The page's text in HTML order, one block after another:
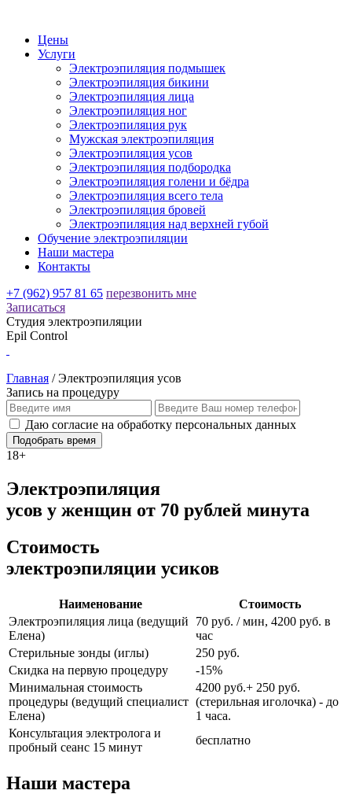
Цены
Услуги
Электроэпиляция подмышек
Электроэпиляция бикини
Электроэпиляция лица
Электроэпиляция ног
Электроэпиляция рук
Мужская электроэпиляция
Электроэпиляция усов
Электроэпиляция подбородка
Электроэпиляция голени и бёдра
Электроэпиляция всего тела
Электроэпиляция бровей
Электроэпиляция над верхней губой
Обучение электроэпиляции
Наши мастера
Контакты
+7 (962) 957 81 65 перезвонить мне
Записаться
Студия электроэпиляции
Epil Control
Главная /Электроэпиляция усов
Запись на процедуру
Даю согласие на обработку персональных данных
Подобрать время
18+
Электроэпиляция
усов у женщин от 70 рублей минута
Стоимость
электроэпиляции усиков
Наименование
Стоимость
Электроэпиляция лица (ведущий
Елена)
70 руб. / мин, 4200 руб. в
час
Стерильные зонды (иглы)
250 руб.
Скидка на первую процедуру
-15%
Минимальная стоимость
процедуры (ведущий специалист
Елена)
4200 руб.+ 250 руб.
(стерильная иголочка) - до
1 часа.
Консультация электролога и
пробный сеанс 15 минут
бесплатно
Наши мастера